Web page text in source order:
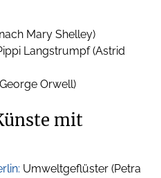
Mary Shelley)
Langstrumpf (Astrid
Orwell)
mit
Umweltgeflüster (Petra